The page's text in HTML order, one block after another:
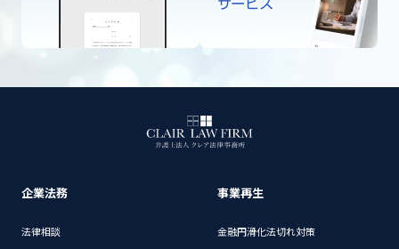
企業法務
法律相談
事業再生
金融円滑化法切れ対策